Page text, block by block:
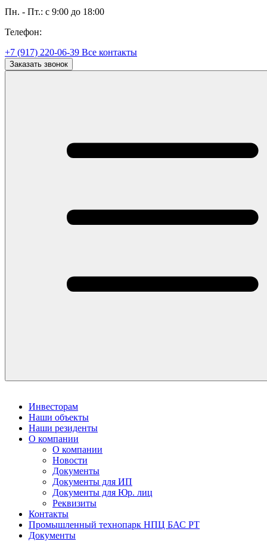
Пн. - Пт.: с 9:00 до 18:00
Телефон:
+7 (917) 220-06-39 Все контакты
Заказать звонок
Инвесторам
Наши объекты
Наши резиденты
О компании
О компании
Новости
Документы
Документы для ИП
Документы для Юр. лиц
Реквизиты
Контакты
Промышленный технопарк НПЦ БАС РТ
Документы